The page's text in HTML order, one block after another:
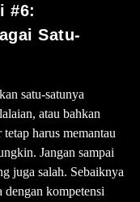
#6:
Satu-
satu-satunya
atau bahkan
harus memantau
Jangan sampai
juga salah. Sebaiknya
dengan kompetensi